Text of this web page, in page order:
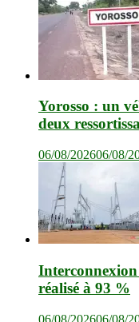
Yorosso : un
deux
06/08/202606/08/
réalisé à 93 %
06/08/202606/08/